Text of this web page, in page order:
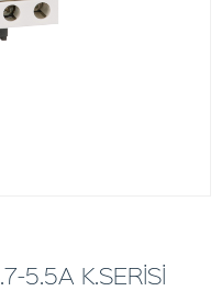
5.5A K.SERİSİ